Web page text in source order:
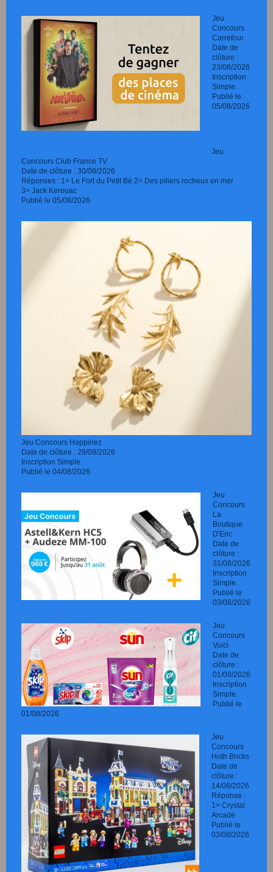
Jeu
Concours
Carrefour
Date de
clôture :
23/08/2026
Inscription
Simple.
Publié le
05/08/2026
Jeu
Concours Club France TV
Date de clôture : 30/08/2026
Réponses : 1> Le Fort du Petit Bé 2> Des piliers rocheux en mer
3> Jack Kerouac
Publié le 05/08/2026
Jeu Concours Happinez
Date de clôture : 29/09/2026
Inscription Simple.
Publié le 04/08/2026
Jeu
Concours
La
Boutique
D'Eric
Date de
clôture :
31/08/2026
Inscription
Simple.
Publié le
03/08/2026
Jeu
Concours
Voici
Date de
clôture :
01/09/2026
Inscription
Simple.
Publié le
01/08/2026
Jeu
Concours
Hoth Bricks
Date de
clôture :
14/08/2026
Réponse :
1> Crystal
Arcade
Publié le
03/08/2026